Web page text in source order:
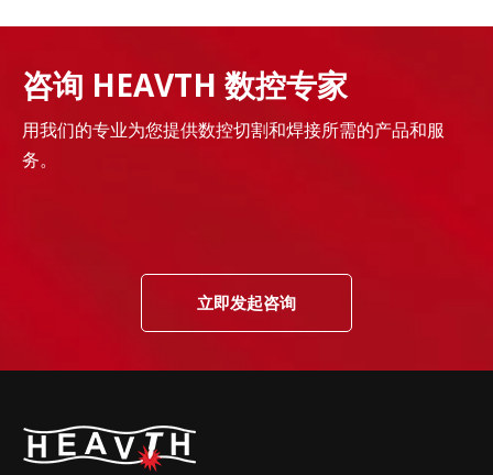
咨询 HEAVTH 数控专家
用我们的专业为您提供数控切割和焊接所需的产品和服
务。
立即发起咨询